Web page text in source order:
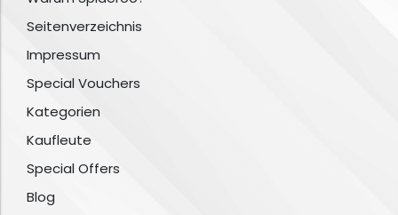
Seitenverzeichnis
Impressum
Special Vouchers
Kategorien
Kaufleute
Special Offers
Blog